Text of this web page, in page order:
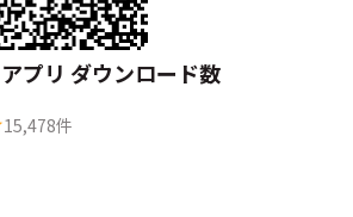
プリ ダウンロード数
15,478件